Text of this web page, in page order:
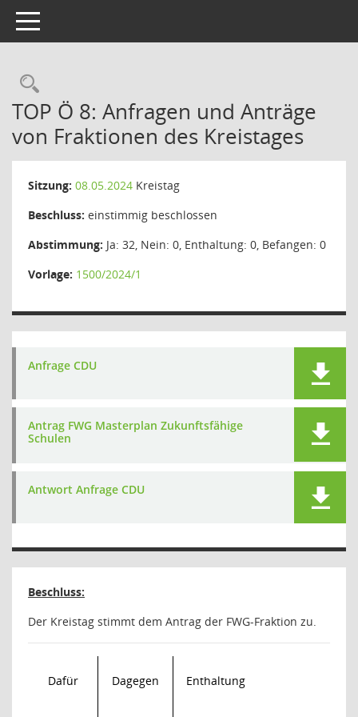
Toggle navigation
Rechercheauswahl
TOP Ö 8: Anfragen und Anträge
von Fraktionen des Kreistages
Sitzung: 08.05.2024 Kreistag
Beschluss: einstimmig beschlossen
Abstimmung: Ja: 32, Nein: 0, Enthaltung: 0, Befangen: 0
Vorlage: 1500/2024/1
Anfrage CDU
Antrag FWG Masterplan Zukunftsfähige
Schulen
Antwort Anfrage CDU
Beschluss:
Der Kreistag stimmt dem Antrag der FWG-Fraktion zu.
Dafür Dagegen Enthaltung